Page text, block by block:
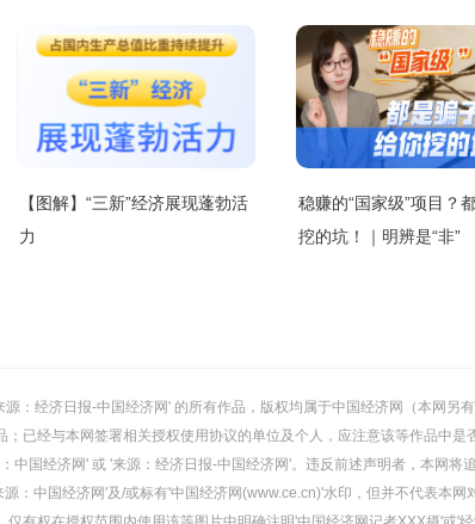
【图解】“三新”经济展现蓬勃活
力
稳赚的“国家级”项目？
挖的坑！｜明辨是“非”
：经济日报-中国经济网' 的所有作品，版权均属于中国经济网（本网另
已经与本网签署相关授权使用协议的单位及个人，应注意该等作品中
中国经济网' 或 '来源：经济日报-中国经济网'。违反前述声明者，本网将
：中国经济网'及/或标有'中国经济网(www.ce.cn)'水印，但并不代表本